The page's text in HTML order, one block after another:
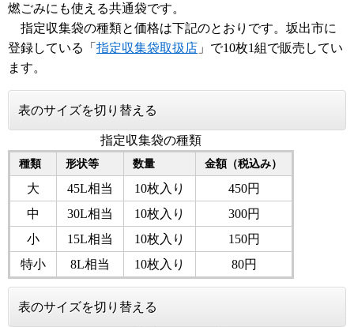
燃ごみにも使える共通袋です。
指定収集袋の種類と価格は下記のとおりです。坂出市に
登録している「 指定収集袋取扱店 」で10枚1組で販売してい
ます。
表のサイズを切り替える
指定収集袋の種類
種類 形状等 数量 金額（税込み）
大 45L相当 10枚入り
450円
中
30L相当 10枚入り
300円
小
15L相当 10枚入り
150円
特小
8L相当 10枚入り 80円
表のサイズを切り替える